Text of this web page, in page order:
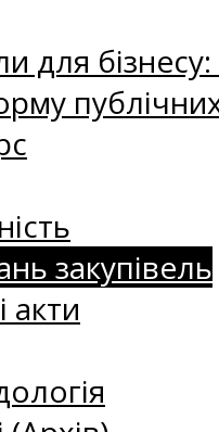
для
закупівель
акти